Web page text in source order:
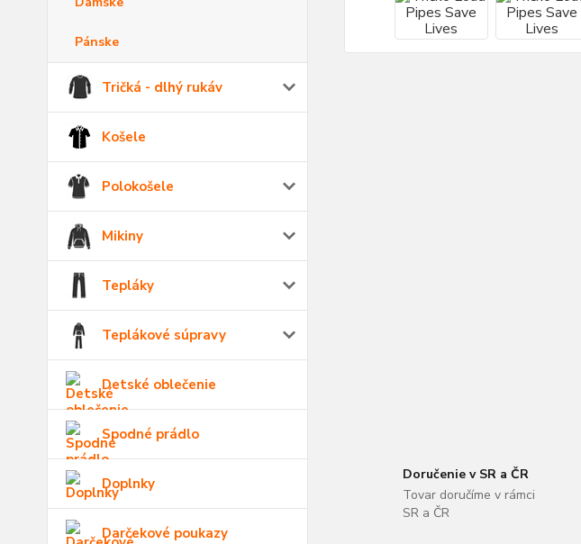
Pánske
Tričká - dlhý rukáv
Košele
Polokošele
Mikiny
Tepláky
Teplákové súpravy
Detské oblečenie
Spodné prádlo
Doplnky
Darčekové poukazy
Doručenie v SR a ČR
Tovar doručíme v rámci
SR a ČR